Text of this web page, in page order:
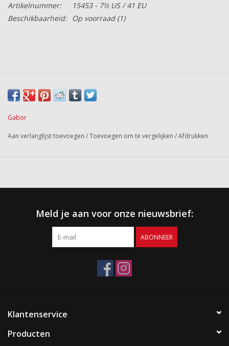
Artikelnummer:
15453 - 7½ US / 41 EU
Beschikbaarheid:
Op voorraad(1)
Gabor
Aan verlanglijst toevoegen /Toevoegen om te vergelijken /Afdrukken
Meld je aan voor onze nieuwsbrief:
ABONNEER
Klantenservice
Producten